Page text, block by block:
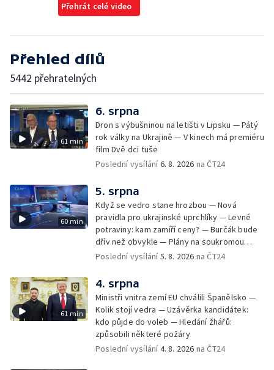
Přehrát celé video
Přehled dílů
5442 přehratelných
61 min
6. srpna
Dron s výbušninou na letišti v Lipsku — Pátý
rok války na Ukrajině — V kinech má premiéru
film Dvě dci tuše
Poslední vysílání6. 8. 2026 na ČT24
60 min
5. srpna
Když se vedro stane hrozbou — Nová
pravidla pro ukrajinské uprchlíky — Levné
potraviny: kam zamíří ceny? — Burčák bude
dřív než obvykle — Plány na soukromou
orbitální stanici
Poslední vysílání5. 8. 2026 na ČT24
61 min
4. srpna
Ministři vnitra zemí EU chválili Španělsko —
Kolik stojí vedra — Uzávěrka kandidátek:
kdo půjde do voleb — Hledání žhářů:
způsobili některé požáry
Poslední vysílání4. 8. 2026 na ČT24